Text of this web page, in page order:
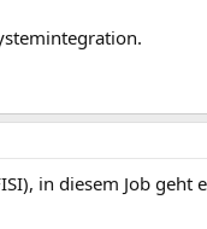
in diesem Job geht